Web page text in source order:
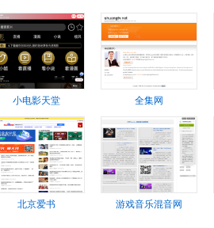
小电影天堂 全集网
北京爱书 游戏音乐混音网